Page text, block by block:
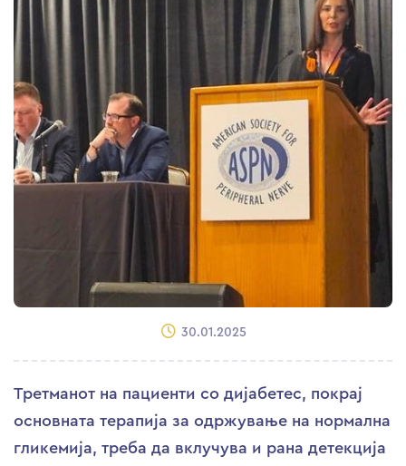
30.01.2025
Третманот на пациенти со дијабетес, покрај
основната терапија за одржување на нормална
гликемија, треба да вклучува и рана детекција